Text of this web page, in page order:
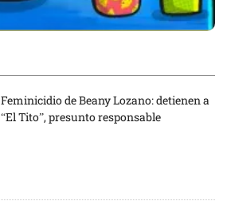
Feminicidio de Beany Lozano: detienen a
“El Tito”, presunto responsable